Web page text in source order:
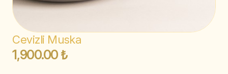
Cevizli Muska
1,900.00 ₺